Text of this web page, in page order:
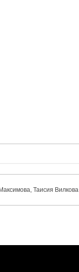
Таисия Вилкова